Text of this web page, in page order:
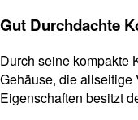
Gut Durchdachte
Durch seine kompakte
Gehäuse, die allseitige
Eigenschaften besitzt